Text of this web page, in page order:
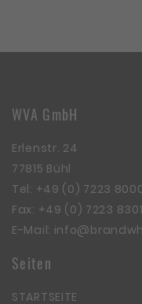
WVA GmbH
Erlenstr. 24
77815 Bühl
Tel: +49 (0) 7223
Fax: +49 (0) 7223
E-Mail:
Seiten
STARTSEITE